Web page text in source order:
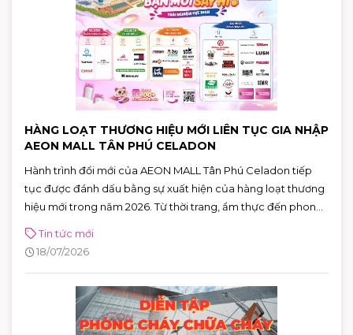
HÀNG LOẠT THƯƠNG HIỆU MỚI LIÊN TỤC GIA NHẬP
AEON MALL TÂN PHÚ CELADON
Hành trình đổi mới của AEON MALL Tân Phú Celadon tiếp
tục được đánh dấu bằng sự xuất hiện của hàng loạt thương
hiệu mới trong năm 2026. Từ thời trang, ẩm thực đến phong
mang đến những trải nghiệm mua sắm và giải trí ngày càng
đa dạng cho khách hàng.
Tin tức mới
18/07/2026